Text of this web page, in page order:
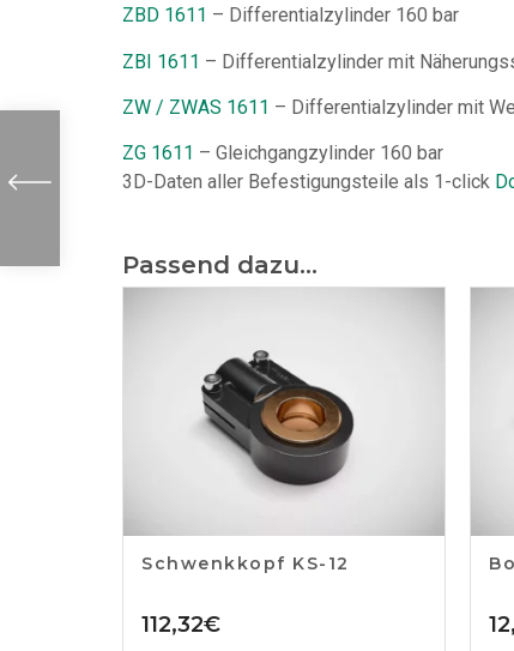
ZBD 1611 – Differentialzylinder 160 bar
ZBI 1611 – Differentialzylinder mit
ZW / ZWAS 1611 – Differentialzylinder mit
ZG 1611 – Gleichgangzylinder 160 bar
3D-Daten aller Befestigungsteile als 1-click
Passend dazu...
Schwenkkopf KS-12
112,32€